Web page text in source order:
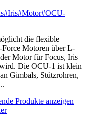
#Iris#Motor#OCU-
die flexible
Motoren über L-
Motor für Focus, Iris
Die OCU-1 ist klein
Gimbals, Stützrohren,
Produkte anzeigen